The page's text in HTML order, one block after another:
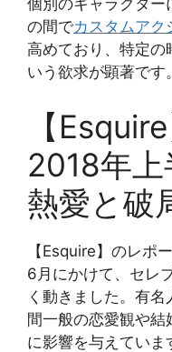
個別のキャラクター
の間でカスタムアク
高めており、特定の
いう欲求が顕著です。
【
2018年
熱愛と破
【Esquire】のレポ
6月にかけて、セレ
く動きました。有
間一般の恋愛観や結
に影響を与えていま